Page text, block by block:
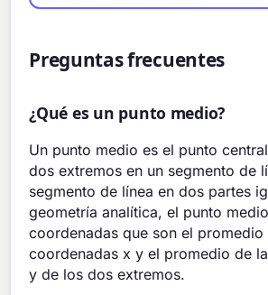
Preguntas frecuentes
¿Qué es un punto medio?
Un punto medio es el punto
dos extremos en un segmento de
segmento de línea en dos partes
geometría analítica, el punto
coordenadas que son el promedio
coordenadas x y el promedio de
y de los dos extremos.